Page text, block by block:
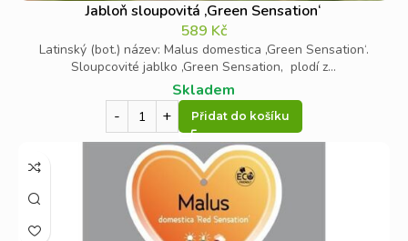
Jabloň sloupovitá ‚Green Sensation‘
589 Kč
Latinský (bot.) název: Malus domestica ‚Green Sensation‘.
Sloupcovité jablko ‚Green Sensation‚ plodí z...
Skladem
Přidat do košíku